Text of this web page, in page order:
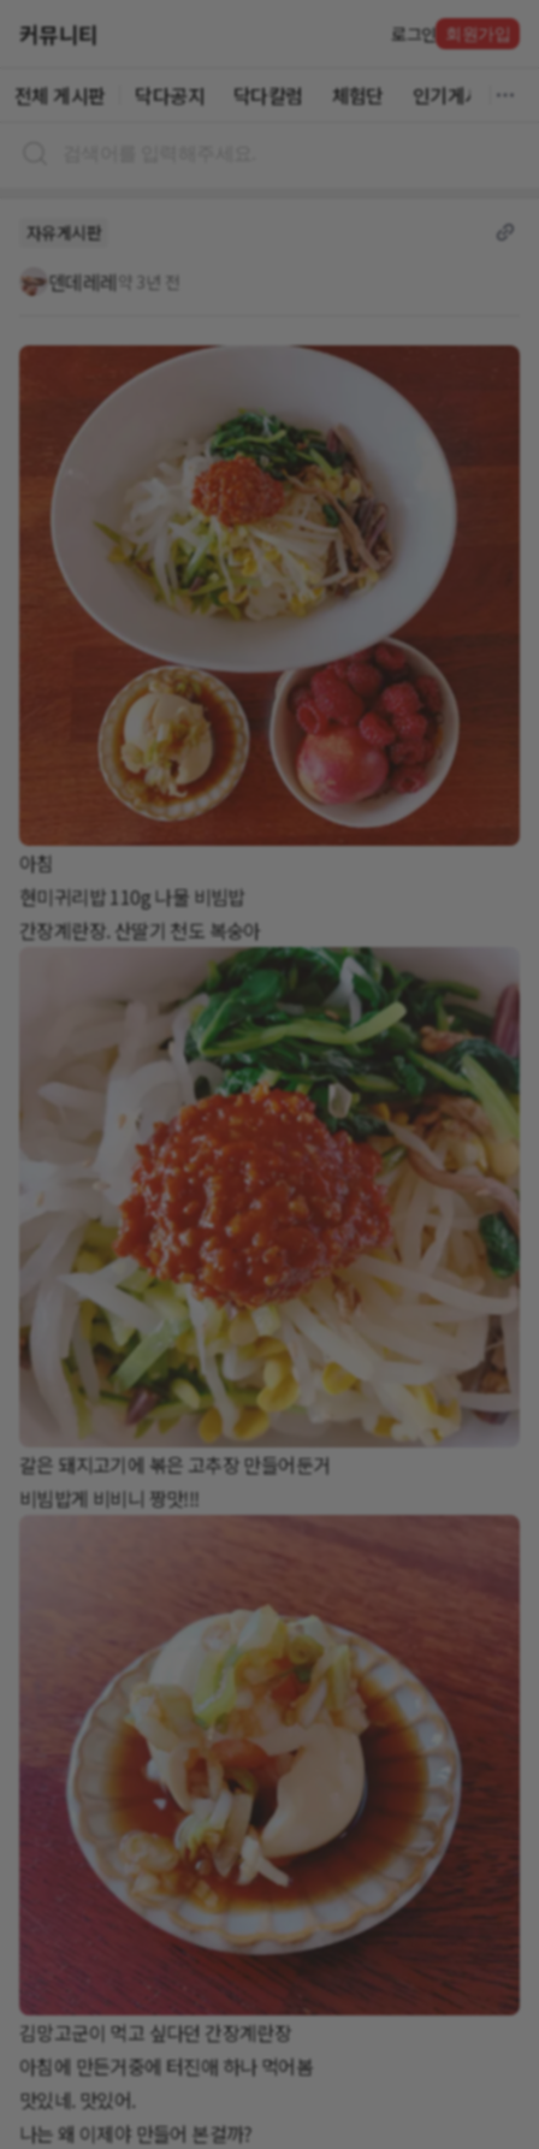
커뮤니티 로그인 회원가입
전체 게시판 닥다공지 닥다칼럼 체험단 인기게시글
자유게시판
덴데레레 약 3년 전
아침
현미귀리밥 110g 나물 비빔밥
간장계란장. 산딸기 천도 복숭아
갈은 돼지고기에 볶은 고추장 만들어둔거
비빔밥게 비비니 짱맛!!!
김망고군이 먹고 싶다던 간장계란장
아침에 만든거중에 터진애 하나 먹어봄
맛있네. 맛있어.
나는 왜 이제야 만들어 본걸까?